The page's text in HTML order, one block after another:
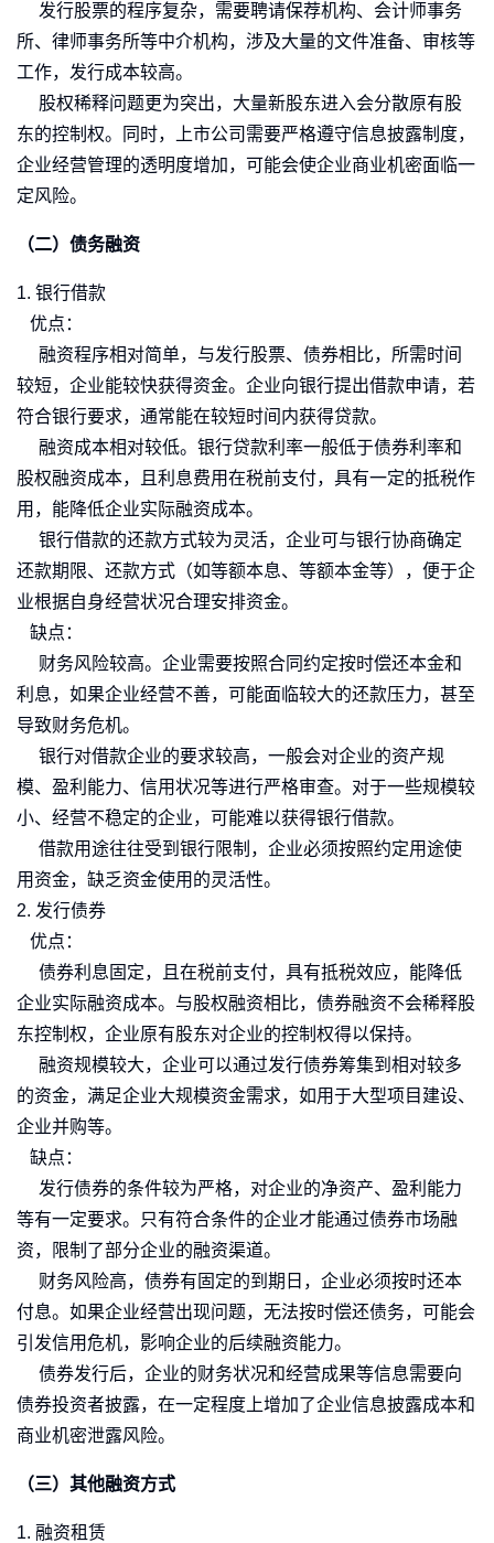
发行股票的程序复杂，需要聘请保荐机构、会计师事务
所、律师事务所等中介机构，涉及大量的文件准备、审核等
工作，发行成本较高。
股权稀释问题更为突出，大量新股东进入会分散原有股
东的控制权。同时，上市公司需要严格遵守信息披露制度，
企业经营管理的透明度增加，可能会使企业商业机密面临一
定风险。
（二）债务融资
1. 银行借款
优点：
融资程序相对简单，与发行股票、债券相比，所需时间
较短，企业能较快获得资金。企业向银行提出借款申请，若
符合银行要求，通常能在较短时间内获得贷款。
融资成本相对较低。银行贷款利率一般低于债券利率和
股权融资成本，且利息费用在税前支付，具有一定的抵税作
用，能降低企业实际融资成本。
银行借款的还款方式较为灵活，企业可与银行协商确定
还款期限、还款方式（如等额本息、等额本金等），便于企
业根据自身经营状况合理安排资金。
缺点：
财务风险较高。企业需要按照合同约定按时偿还本金和
利息，如果企业经营不善，可能面临较大的还款压力，甚至
导致财务危机。
银行对借款企业的要求较高，一般会对企业的资产规
模、盈利能力、信用状况等进行严格审查。对于一些规模较
小、经营不稳定的企业，可能难以获得银行借款。
借款用途往往受到银行限制，企业必须按照约定用途使
用资金，缺乏资金使用的灵活性。
2. 发行债券
优点：
债券利息固定，且在税前支付，具有抵税效应，能降低
企业实际融资成本。与股权融资相比，债券融资不会稀释股
东控制权，企业原有股东对企业的控制权得以保持。
融资规模较大，企业可以通过发行债券筹集到相对较多
的资金，满足企业大规模资金需求，如用于大型项目建设、
企业并购等。
缺点：
发行债券的条件较为严格，对企业的净资产、盈利能力
等有一定要求。只有符合条件的企业才能通过债券市场融
资，限制了部分企业的融资渠道。
财务风险高，债券有固定的到期日，企业必须按时还本
付息。如果企业经营出现问题，无法按时偿还债务，可能会
引发信用危机，影响企业的后续融资能力。
债券发行后，企业的财务状况和经营成果等信息需要向
债券投资者披露，在一定程度上增加了企业信息披露成本和
商业机密泄露风险。
（三）其他融资方式
1. 融资租赁